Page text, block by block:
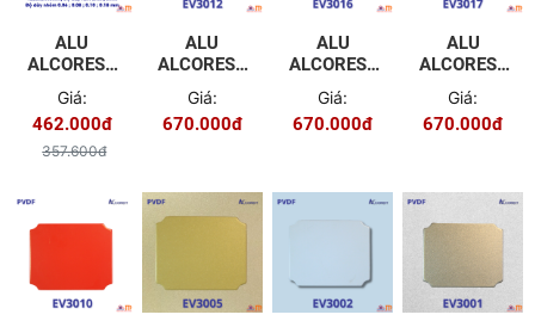
ALU
ALCOREST
TRONG
NHÀ PET
EV2001
MÀU XÁM
Giá:
462.000đ
357.600đ
ALU
ALCOREST
NGOÀI
TRỜI PVDF
EV3012
Giá:
670.000đ
ALU
ALCOREST
NGOÀI
TRỜI PVDF
EV3016
Giá:
670.000đ
ALU
ALCOREST
NGOÀI
TRỜI PVDF
EV3017
Giá:
670.000đ